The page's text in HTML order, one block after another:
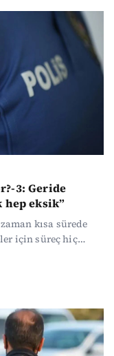
dönüşümün
düşürdüğünü ve
3: Geride
hep eksik”
kısa sürede
için süreç hiç